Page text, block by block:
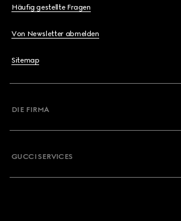
Häufig gestellte Fragen
Von Newsletter abmelden
Sitemap
DIE FIRMA
GUCCI SERVICES